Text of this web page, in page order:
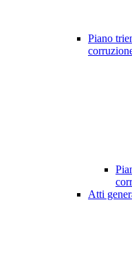
Piano
Atti